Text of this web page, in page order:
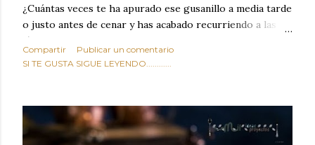
¿Cuántas veces te ha apurado ese gusanillo a media tarde
o justo antes de cenar y has acabado recurriendo a las
típicas patatas de bolsa, frutos secos fritos o snacks
ultraprocesados llenos de grasas saturadas y sodio?
sabroso, con ese toque tostado y crujiente que tanto nos
satisface. Estas alubias crujientes al horno van a cambiar
por completo tu forma de ver las legumbres. Olvídate de
Compartir
Publicar un comentario
SI TE GUSTA SIGUE LEYENDO............